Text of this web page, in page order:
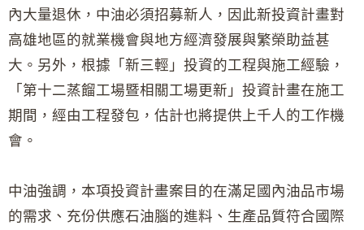
內大量退休，中油必須招募新人，因此新投資計畫對
高雄地區的就業機會與地方經濟發展與繁榮助益甚
大。另外，根據「新三輕」投資的工程與施工經驗，
「第十二蒸餾工場暨相關工場更新」投資計畫在施工
期間，經由工程發包，估計也將提供上千人的工作機
會。
中油強調，本項投資計畫案目的在滿足國內油品市場
的需求、充份供應石油腦的進料、生產品質符合國際